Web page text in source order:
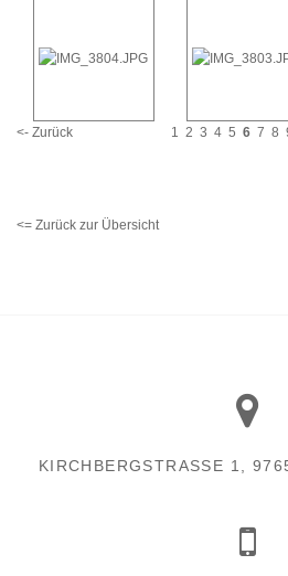
<- Zurück 1 2 3 4 5 6 7 8
<= Zurück zur Übersicht
KIRCHBERGSTRASSE 1,